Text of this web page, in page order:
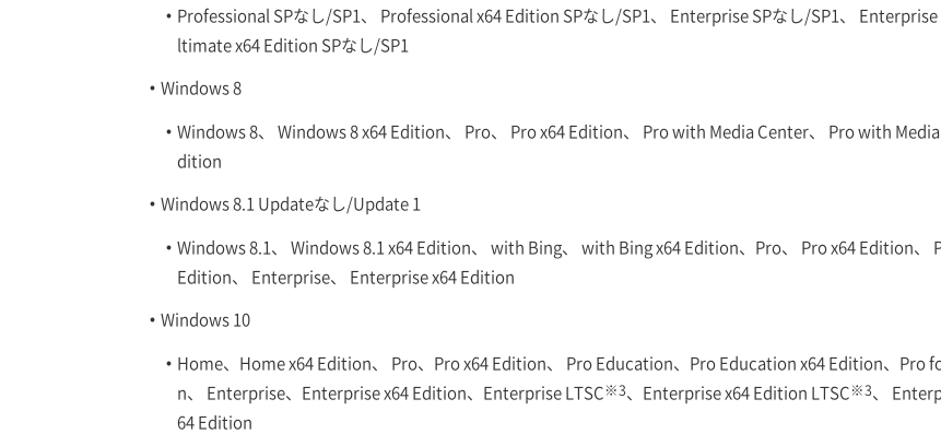
Professional SPなし/SP1、 Professional x64 Edition SPなし/SP1、 Enterprise SPなし/SP1、
ltimate x64 Edition SPなし/SP1
Windows 8
Windows 8、 Windows 8 x64 Edition、 Pro、 Pro x64 Edition、 Pro with Media Center、 Pro with
dition
Windows 8.1 Updateなし/Update 1
Windows 8.1、 Windows 8.1 x64 Edition、 with Bing、 with Bing x64 Edition、Pro、 Pro x64 Edition
Edition、 Enterprise、 Enterprise x64 Edition
Windows 10
Home、Home x64 Edition、 Pro、Pro x64 Edition、 Pro Education、Pro Education x64 Edition、
n、 Enterprise、Enterprise x64 Edition、Enterprise LTSC※3、Enterprise x64 Edition LTSC※3、
64 Edition